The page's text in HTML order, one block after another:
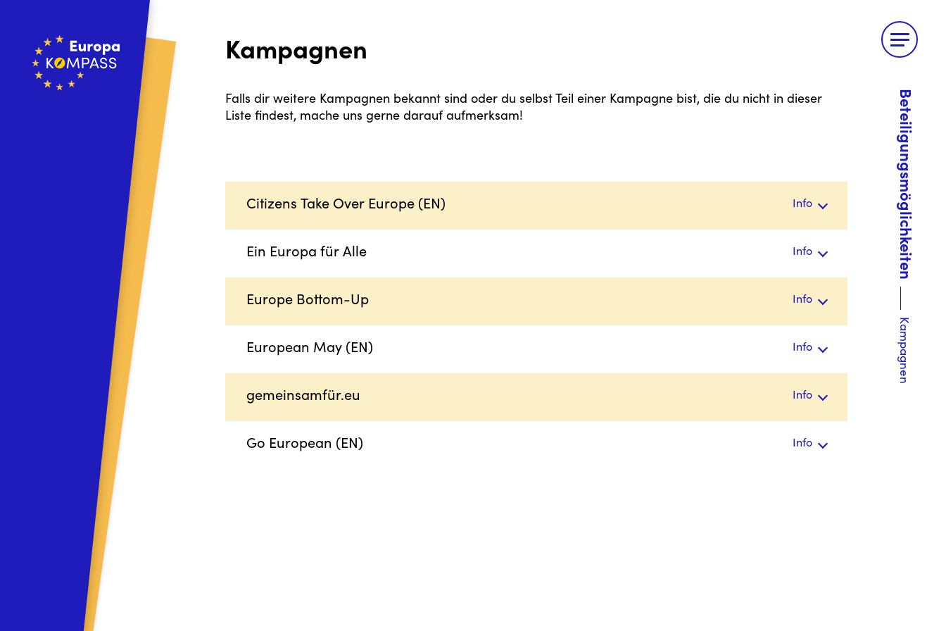
Beteiligungsmöglichkeiten
Kampagnen
Kampagnen
Falls dir weitere Kampagnen bekannt sind oder du selbst Teil einer Kampagne bist, die du nicht in dieser
Liste findest, mache uns gerne darauf aufmerksam!
Citizens Take Over Europe (EN) Info
Ein Europa für Alle Info
Europe Bottom-Up Info
European May (EN) Info
gemeinsamfür.eu Info
Go European (EN) Info